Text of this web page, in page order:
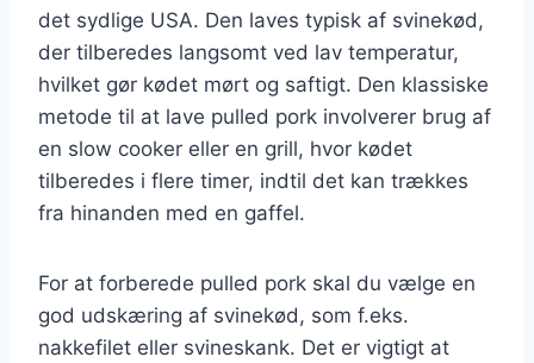
det sydlige USA. Den laves typisk af svinekød,
der tilberedes langsomt ved lav temperatur,
hvilket gør kødet mørt og saftigt. Den klassiske
metode til at lave pulled pork involverer brug af
en slow cooker eller en grill, hvor kødet
tilberedes i flere timer, indtil det kan trækkes
fra hinanden med en gaffel.
For at forberede pulled pork skal du vælge en
god udskæring af svinekød, som f.eks.
nakkefilet eller svineskank. Det er vigtigt at